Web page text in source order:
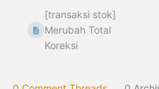
[transaksi stok]
Merubah Total
Koreksi